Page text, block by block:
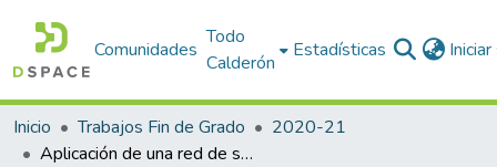
Comunidades
Todo
Calderón
Estadísticas
Inicio Trabajos Fin de Grado
2020-21
Aplicación de una red de sensores inalámbricos distribuidos de bajo coste para el análisis de las propiedades dinámicas en 3 dimensiones de barcos en posiciones estacionarias